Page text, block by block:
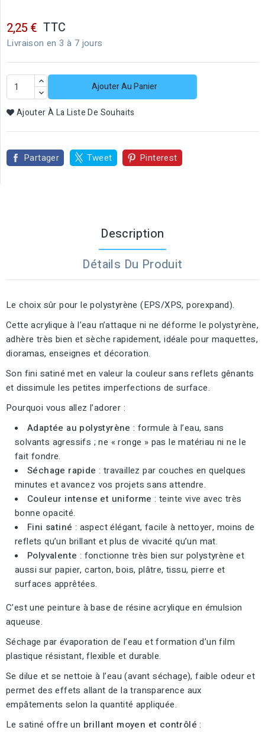
2,25 € TTC
Livraison en 3 à 7 jours
Ajouter Au Panier
Ajouter À La Liste De Souhaits
Partager Tweet Pinterest
Description
Détails Du Produit
Le choix sûr pour le polystyrène (EPS/XPS, porexpand).
Cette acrylique à l’eau n’attaque ni ne déforme le polystyrène,
adhère très bien et sèche rapidement, idéale pour maquettes,
dioramas, enseignes et décoration.
Son fini satiné met en valeur la couleur sans reflets gênants
et dissimule les petites imperfections de surface.
Pourquoi vous allez l’adorer :
Adaptée au polystyrène : formule à l’eau, sans
solvants agressifs ; ne « ronge » pas le matériau ni ne le
fait fondre.
Séchage rapide : travaillez par couches en quelques
minutes et avancez vos projets sans attendre.
Couleur intense et uniforme : teinte vive avec très
bonne opacité.
Fini satiné : aspect élégant, facile à nettoyer, moins de
reflets qu’un brillant et plus de vivacité qu’un mat.
Polyvalente : fonctionne très bien sur polystyrène et
aussi sur papier, carton, bois, plâtre, tissu, pierre et
surfaces apprêtées.
C’est une peinture à base de résine acrylique en émulsion
aqueuse.
Séchage par évaporation de l’eau et formation d’un film
plastique résistant, flexible et durable.
Se dilue et se nettoie à l’eau (avant séchage), faible odeur et
permet des effets allant de la transparence aux
empâtements selon la quantité appliquée.
Le satiné offre un brillant moyen et contrôlé :